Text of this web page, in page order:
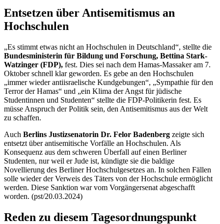
Entsetzen über Antisemitismus an
Hochschulen
„Es stimmt etwas nicht an Hochschulen in Deutschland“, stellte die
Bundesministerin für Bildung und Forschung, Bettina Stark-
Watzinger (FDP), fest. Dies sei nach dem Hamas-Massaker am 7.
Oktober schnell klar geworden. Es gebe an den Hochschulen
„immer wieder antiisraelische Kundgebungen“, „Sympathie für den
Terror der Hamas“ und „ein Klima der Angst für jüdische
Studentinnen und Studenten“ stellte die FDP-Politikerin fest. Es
müsse Anspruch der Politik sein, den Antisemitismus aus der Welt
zu schaffen.
Auch Berlins Justizsenatorin Dr. Felor Badenberg zeigte sich
entsetzt über antisemitische Vorfälle an Hochschulen. Als
Konsequenz aus dem schweren Überfall auf einen Berliner
Studenten, nur weil er Jude ist, kündigte sie die baldige
Novellierung des Berliner Hochschulgesetzes an. In solchen Fällen
solle wieder der Verweis des Täters von der Hochschule ermöglicht
werden. Diese Sanktion war vom Vorgängersenat abgeschafft
worden. (pst/20.03.2024)
Reden zu diesem Tagesordnungspunkt